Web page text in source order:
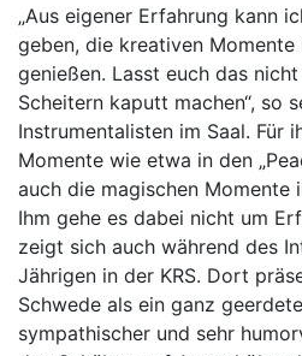
„Aus eigener Erfahrung kann
geben, die kreativen Momente
genießen. Lasst euch das
Scheitern kaputt machen“, so
Instrumentalisten im Saal. Für
Momente wie etwa in den
auch die magischen Momente
Ihm gehe es dabei nicht um
zeigt sich auch während des
Jährigen in der KRS. Dort
Schwede als ein ganz
sympathischer und sehr